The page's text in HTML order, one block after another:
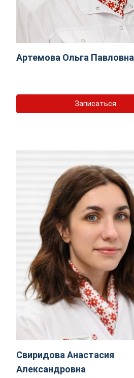
Артемова Ольга Павловна
Записаться
Свиридова Анастасия
Александровна